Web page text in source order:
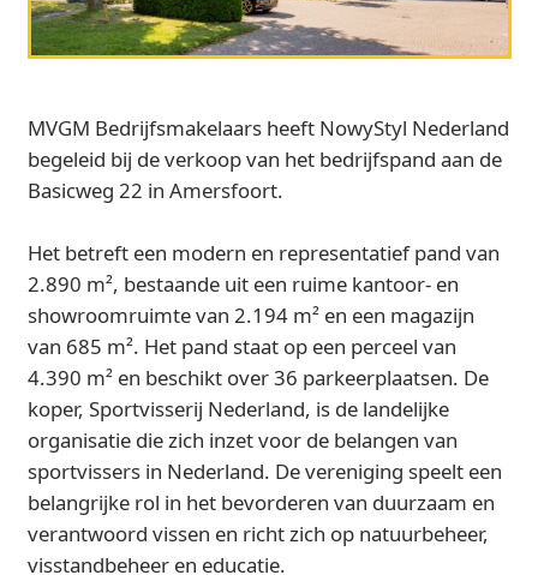
MVGM Bedrijfsmakelaars heeft NowyStyl Nederland
begeleid bij de verkoop van het bedrijfspand aan de
Basicweg 22 in Amersfoort.
Het betreft een modern en representatief pand van
2.890 m², bestaande uit een ruime kantoor- en
showroomruimte van 2.194 m² en een magazijn
van 685 m². Het pand staat op een perceel van
4.390 m² en beschikt over 36 parkeerplaatsen. De
koper, Sportvisserij Nederland, is de landelijke
organisatie die zich inzet voor de belangen van
sportvissers in Nederland. De vereniging speelt een
belangrijke rol in het bevorderen van duurzaam en
verantwoord vissen en richt zich op natuurbeheer,
visstandbeheer en educatie.